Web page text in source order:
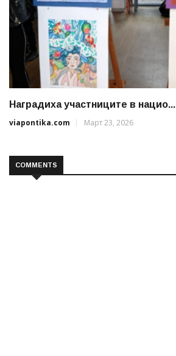
Наградиха участниците в нацио...
viapontika.com
Март 23, 2026
COMMENTS